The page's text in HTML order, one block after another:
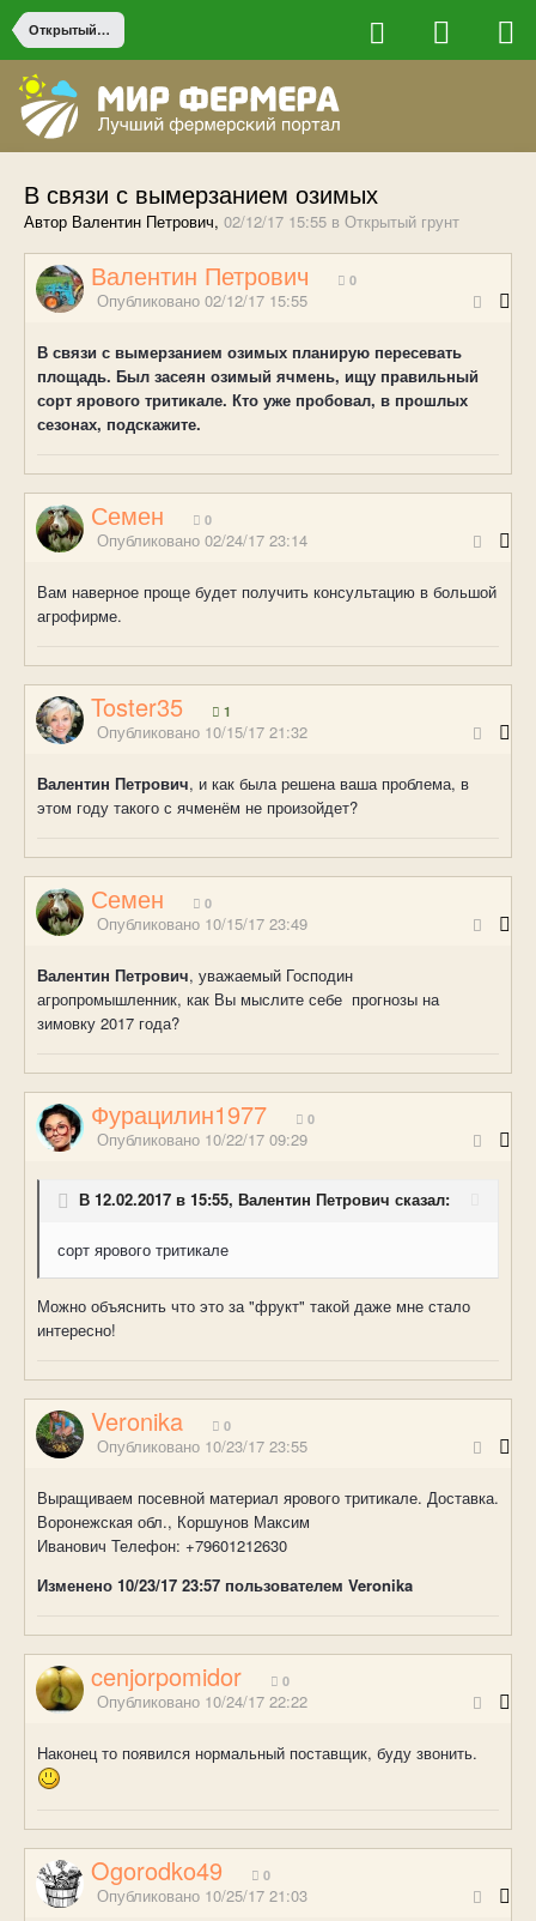
Открытый грунт
В связи с вымерзанием озимых
Автор Валентин Петрович, 02/12/17 15:55 в Открытый грунт
Валентин Петрович 0
Опубликовано 02/12/17 15:55
В связи с вымерзанием озимых планирую пересевать
площадь. Был засеян озимый ячмень, ищу правильный
сорт ярового тритикале. Кто уже пробовал, в прошлых
сезонах, подскажите.
Семен 0
Опубликовано 02/24/17 23:14
Вам наверное проще будет получить консультацию в большой
агрофирме.
Toster35 1
Опубликовано 10/15/17 21:32
Валентин Петрович, и как была решена ваша проблема, в
этом году такого с ячменём не произойдет?
Семен 0
Опубликовано 10/15/17 23:49
Валентин Петрович, уважаемый Господин
агропромышленник, как Вы мыслите себе прогнозы на
зимовку 2017 года?
Фурацилин1977 0
Опубликовано 10/22/17 09:29
В 12.02.2017 в 15:55, Валентин Петрович сказал:
сорт ярового тритикале
Можно объяснить что это за "фрукт" такой даже мне стало
интересно!
Veronika 0
Опубликовано 10/23/17 23:55
Выращиваем посевной материал ярового тритикале. Доставка.
Воронежская обл., Коршунов Максим
Иванович Телефон: +79601212630
Изменено 10/23/17 23:57 пользователем Veronika
cenjorpomidor 0
Опубликовано 10/24/17 22:22
Наконец то появился нормальный поставщик, буду звонить.
Ogorodko49 0
Опубликовано 10/25/17 21:03